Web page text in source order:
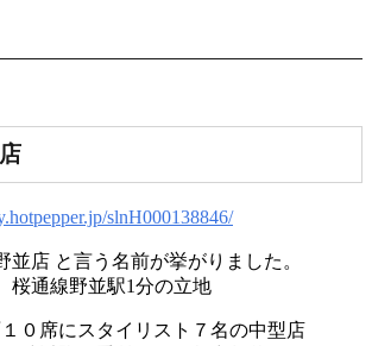
slnH000138846/
並店 と言う名前が挙がりました。
桜通線野並駅1分の立地
０席にスタイリスト７名の中型店